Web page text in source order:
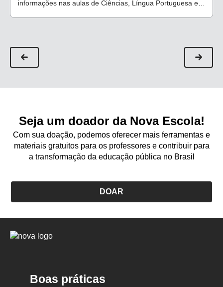
informações nas aulas de Ciências, Língua Portuguesa e
Seja um doador da Nova Escola!
Com sua doação, podemos oferecer mais ferramentas e
materiais gratuitos para os professores e contribuir para
a transformação da educação pública no Brasil
DOAR
Logo
Boas práticas